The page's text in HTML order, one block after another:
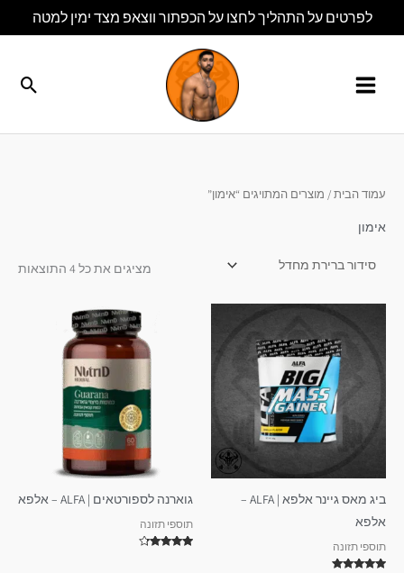
לתוכן
לפרטים על התהליך לחצו על הכפתור ווצאפ מצד ימין למטה
עמוד הבית/ מוצרים המתויגים “אימון”
אימון
מציגים את כל ⁦4⁩ התוצאות
ביג מאס גיינר אלפא | ALFA –
אלפא
תוספי תזונה
גוארנה לספורטאים | ALFA – אלפא
תוספי תזונה